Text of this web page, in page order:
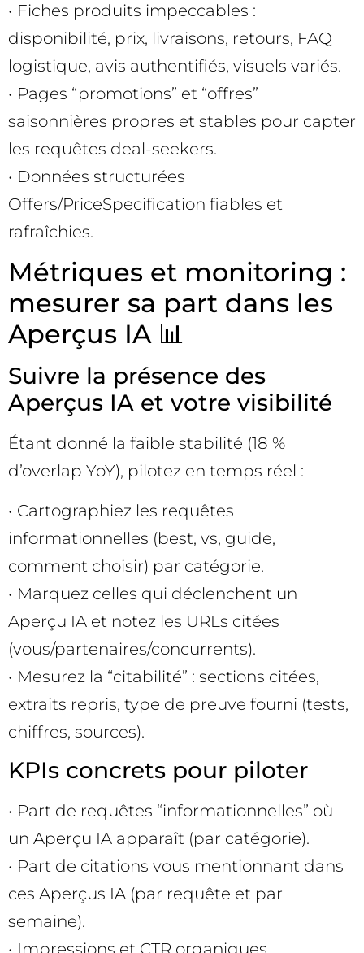
• Fiches produits impeccables :
disponibilité, prix, livraisons, retours, FAQ
logistique, avis authentifiés, visuels variés.
• Pages “promotions” et “offres”
saisonnières propres et stables pour capter
les requêtes deal-seekers.
• Données structurées
Offers/PriceSpecification fiables et
rafraîchies.
Métriques et monitoring :
mesurer sa part dans les
Aperçus IA 📊
Suivre la présence des
Aperçus IA et votre visibilité
Étant donné la faible stabilité (18 %
d’overlap YoY), pilotez en temps réel :
• Cartographiez les requêtes
informationnelles (best, vs, guide,
comment choisir) par catégorie.
• Marquez celles qui déclenchent un
Aperçu IA et notez les URLs citées
(vous/partenaires/concurrents).
• Mesurez la “citabilité” : sections citées,
extraits repris, type de preuve fourni (tests,
chiffres, sources).
KPIs concrets pour piloter
• Part de requêtes “informationnelles” où
un Aperçu IA apparaît (par catégorie).
• Part de citations vous mentionnant dans
ces Aperçus IA (par requête et par
semaine).